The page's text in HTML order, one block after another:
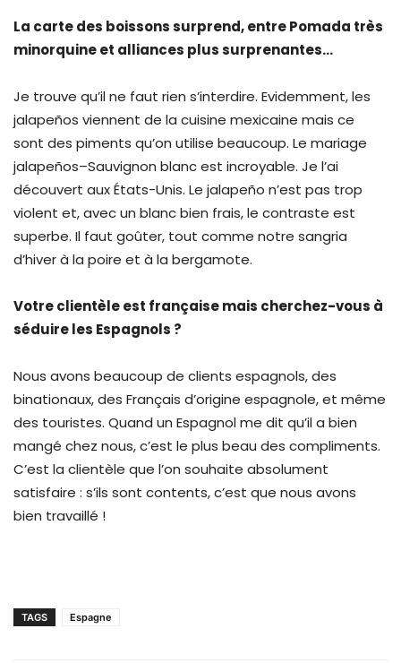
La carte des boissons surprend, entre Pomada très
minorquine et alliances plus surprenantes…
Je trouve qu’il ne faut rien s’interdire. Evidemment, les
jalapeños viennent de la cuisine mexicaine mais ce
sont des piments qu’on utilise beaucoup. Le mariage
jalapeños–Sauvignon blanc est incroyable. Je l’ai
découvert aux États-Unis. Le jalapeño n’est pas trop
violent et, avec un blanc bien frais, le contraste est
superbe. Il faut goûter, tout comme notre sangria
d’hiver à la poire et à la bergamote.
Votre clientèle est française mais cherchez-vous à
séduire les Espagnols ?
Nous avons beaucoup de clients espagnols, des
binationaux, des Français d’origine espagnole, et même
des touristes. Quand un Espagnol me dit qu’il a bien
mangé chez nous, c’est le plus beau des compliments.
C’est la clientèle que l’on souhaite absolument
satisfaire : s’ils sont contents, c’est que nous avons
bien travaillé !
TAGS Espagne